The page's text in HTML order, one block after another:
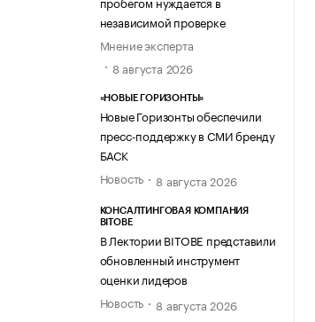
независимой проверке
Мнение эксперта
8 августа 2026
«НОВЫЕ ГОРИЗОНТЫ»
Новые Горизонты обеспечили
пресс-поддержку в СМИ бренду
БАСК
Новость
8 августа 2026
КОНСАЛТИНГОВАЯ КОМПАНИЯ
BITOBE
В Лектории BITOBE представили
обновленный инструмент
оценки лидеров
Новость
8 августа 2026